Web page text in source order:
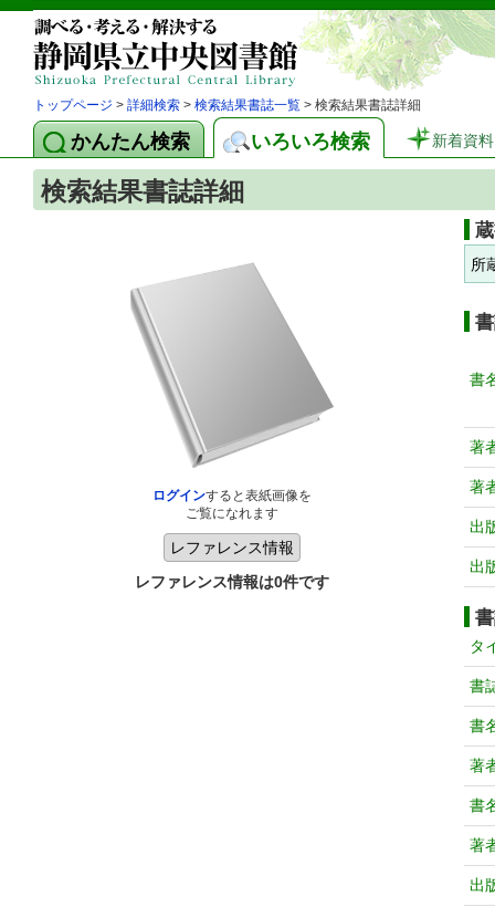
トップページ > 詳細検索 > 検索結果書誌一覧 > 検索結果書誌詳細
かんたん検索 いろいろ検索 新着資料
検索結果書誌詳細
ログインすると表紙画像を
ご覧になれます
レファレンス情報は0件です
所
書
著
著
出
出
タ
書
書
著
書
著
出